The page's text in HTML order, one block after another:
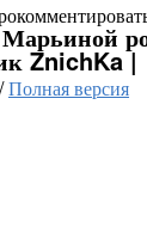
ZnichKa |
/Полная версия